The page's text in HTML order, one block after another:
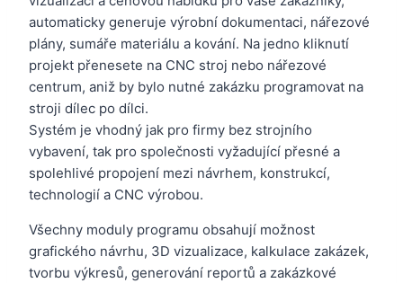
automaticky generuje výrobní dokumentaci, nářezové
plány, sumáře materiálu a kování. Na jedno kliknutí
projekt přenesete na CNC stroj nebo nářezové
centrum, aniž by bylo nutné zakázku programovat na
stroji dílec po dílci.
Systém je vhodný jak pro firmy bez strojního
vybavení, tak pro společnosti vyžadující přesné a
spolehlivé propojení mezi návrhem, konstrukcí,
technologií a CNC výrobou.
Všechny moduly programu obsahují možnost
grafického návrhu, 3D vizualizace, kalkulace zakázek,
tvorbu výkresů, generování reportů a zakázkové